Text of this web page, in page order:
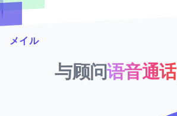
メイル
与顾问语音通话